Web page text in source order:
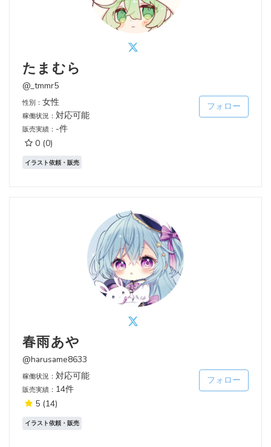
たまむら
@_tmmr5
性別： 女性
稼働状況： 対応可能
販売実績： -件
0 (0)
フォロー
イラスト依頼・販売
春雨あや
@harusame8633
稼働状況： 対応可能
販売実績： 14件
5 (14)
フォロー
イラスト依頼・販売